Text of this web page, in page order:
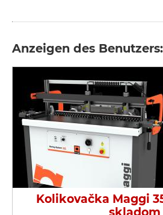
Anzeigen des
Kolikovačka Maggi